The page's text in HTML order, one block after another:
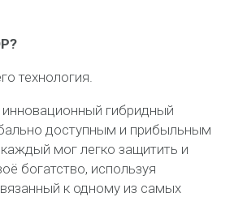
технология.
гибридный
доступным и прибыльным
мог легко защитить и
богатство, используя
к одному из самых